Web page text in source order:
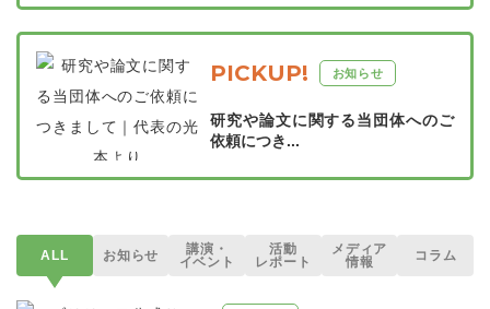
PICKUP! お知らせ
研究や論文に関する当団体へのご
依頼につき...
ALL お知らせ
講演・
イベント
活動
レポート
メディア
情報
コラム